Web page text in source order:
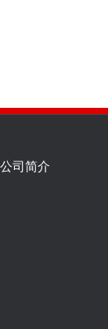
公司简介